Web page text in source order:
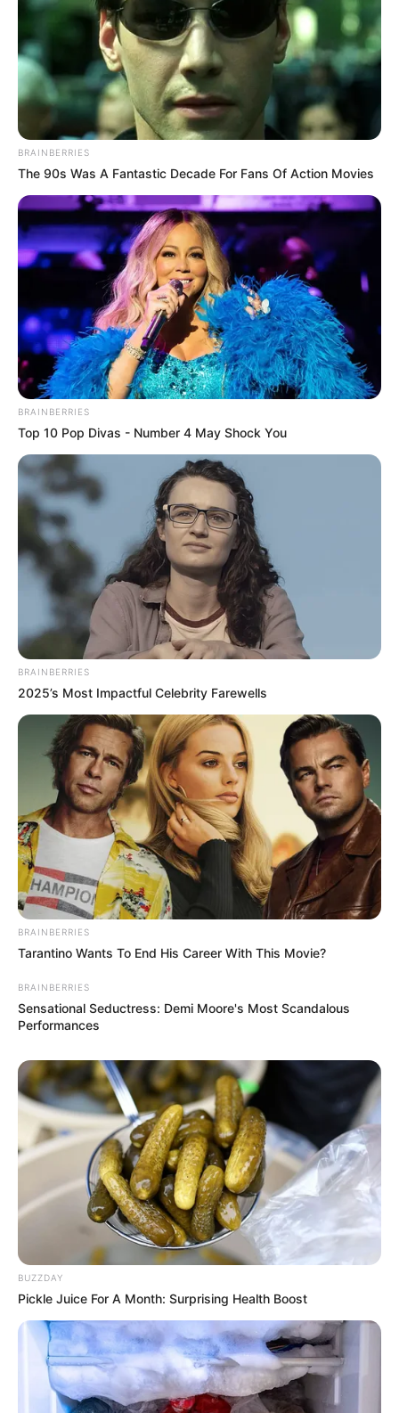
BRAINBERRIES
The 90s Was A Fantastic Decade For Fans Of Action Movies
BRAINBERRIES
Top 10 Pop Divas - Number 4 May Shock You
BRAINBERRIES
2025’s Most Impactful Celebrity Farewells
BRAINBERRIES
Tarantino Wants To End His Career With This Movie?
BRAINBERRIES
Sensational Seductress: Demi Moore's Most Scandalous
Performances
BUZZDAY
Pickle Juice For A Month: Surprising Health Boost